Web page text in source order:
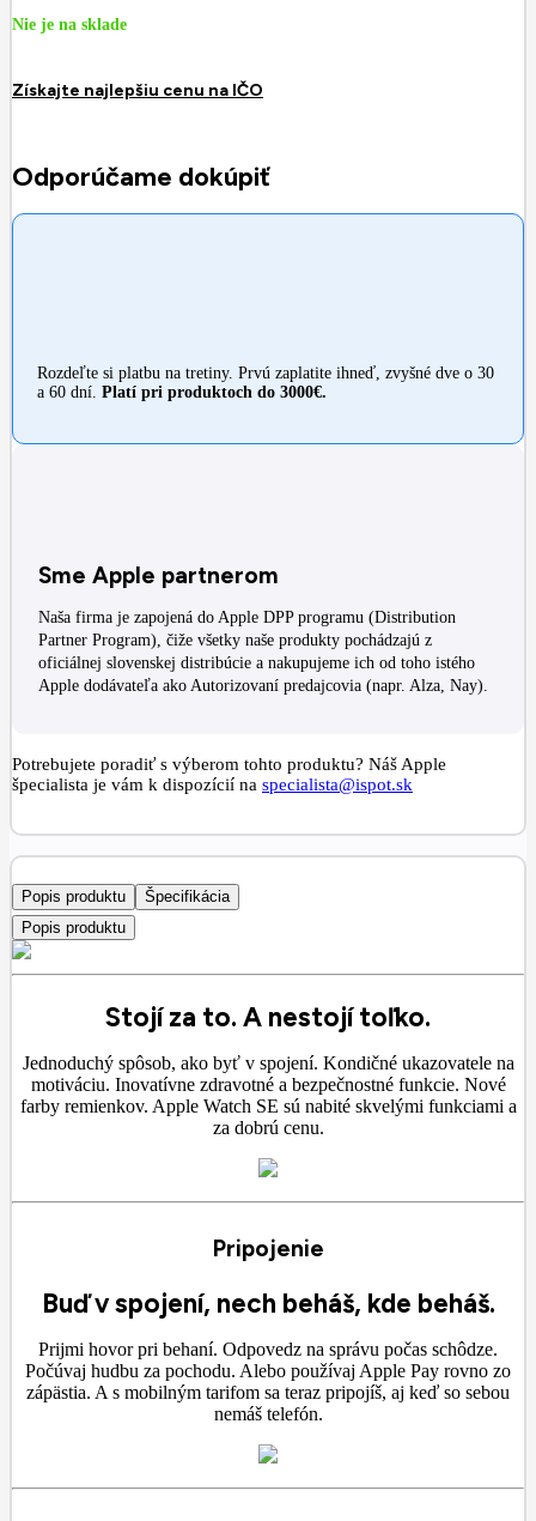
Nie je na sklade
Získajte najlepšiu cenu na IČO
Odporúčame dokúpiť
Rozdeľte si platbu na tretiny. Prvú zaplatite ihneď, zvyšné dve o 30
a 60 dní. Platí pri produktoch do 3000€.
Sme Apple partnerom
Naša firma je zapojená do Apple DPP programu (Distribution
Partner Program), čiže všetky naše produkty pochádzajú z
oficiálnej slovenskej distribúcie a nakupujeme ich od toho istého
Apple dodávateľa ako Autorizovaní predajcovia (napr. Alza, Nay).
Potrebujete poradiť s výberom tohto produktu? Náš Apple
špecialista je vám k dispozícií na specialista@ispot.sk
Popis produktu
Špecifikácia
Popis produktu
Stojí za to. A nestojí toľko.
Jednoduchý spôsob, ako byť v spojení. Kondičné ukazovatele na
motiváciu. Inovatívne zdravotné a bezpečnostné funkcie. Nové
farby remienkov. Apple Watch SE sú nabité skvelými funkciami a
za dobrú cenu.
Pripojenie
Buď v spojení, nech beháš, kde beháš.
Prijmi hovor pri behaní. Odpovedz na správu počas schôdze.
Počúvaj hudbu za pochodu. Alebo používaj Apple Pay rovno zo
zápästia. A s mobilným tarifom sa teraz pripojíš, aj keď so sebou
nemáš telefón.